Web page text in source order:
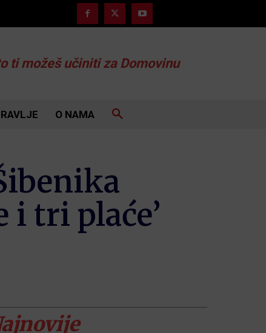
ti možeš učiniti za Domovinu
O NAMA
tri plaće’